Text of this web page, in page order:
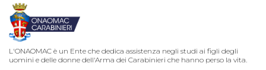
L'ONAOMAC è un Ente che dedica assistenza negli studi ai figli degli
uomini e delle donne dell'Arma dei Carabinieri che hanno perso la vita.